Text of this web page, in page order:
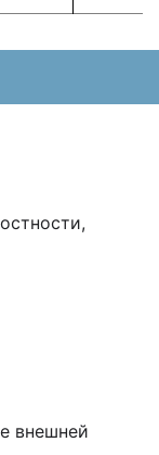
внешней